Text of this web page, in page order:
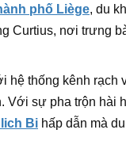
phố Liège, du
Curtius, nơi trưng
hệ thống kênh rạch
Với sự pha trộn hài
Bi hấp dẫn mà